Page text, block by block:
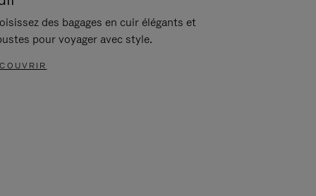
des bagages en cuir élégants et
pour voyager avec style.